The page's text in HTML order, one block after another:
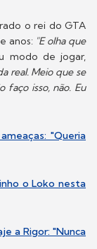
o rei do GTA
anos: "E olha que
modo de jogar,
real. Meio que se
faço isso, não. Eu
"Queria
o Loko nesta
a Rigor: "Nunca